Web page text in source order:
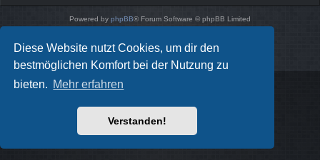
Diese Website nutzt Cookies, um dir den
bestmöglichen Komfort bei der Nutzung zu
bieten. Mehr erfahren
Verstanden!
Powered by phpBB® Forum Software © phpBB Limited
Deutsche Übersetzung durchphpBB.de